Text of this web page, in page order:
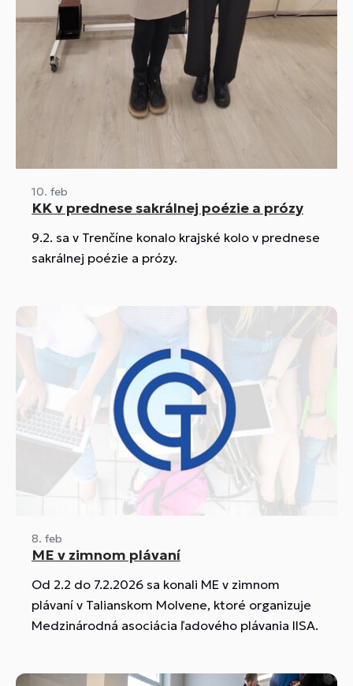
10. feb
KK v prednese sakrálnej poézie a prózy
9.2. sa v Trenčíne konalo krajské kolo v prednese
sakrálnej poézie a prózy.
8. feb
ME v zimnom plávaní
Od 2.2 do 7.2.2026 sa konali ME v zimnom
plávaní v Talianskom Molvene, ktoré organizuje
Medzinárodná asociácia ľadového plávania IISA.